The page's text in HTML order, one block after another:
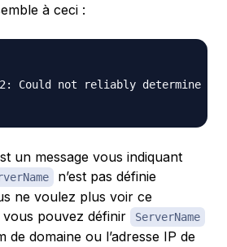
à ceci :
Could not reliably determine
un message vous indiquant
n’est pas définie
ne voulez plus voir ce
vous pouvez définir
ServerName
de domaine ou l’adresse IP de